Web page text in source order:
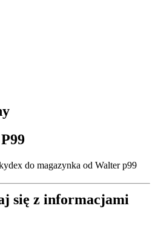
do magazynka od Walter p99
się z informacjami